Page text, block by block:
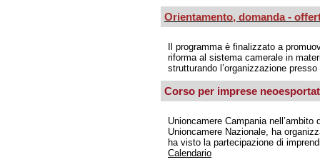
Orientamento, domanda -
Il programma è finalizzato a
riforma al sistema camerale in
strutturando l’organizzazione
Corso per imprese
Unioncamere Campania
Unioncamere Nazionale, ha
ha visto la partecipazione di
Calendario